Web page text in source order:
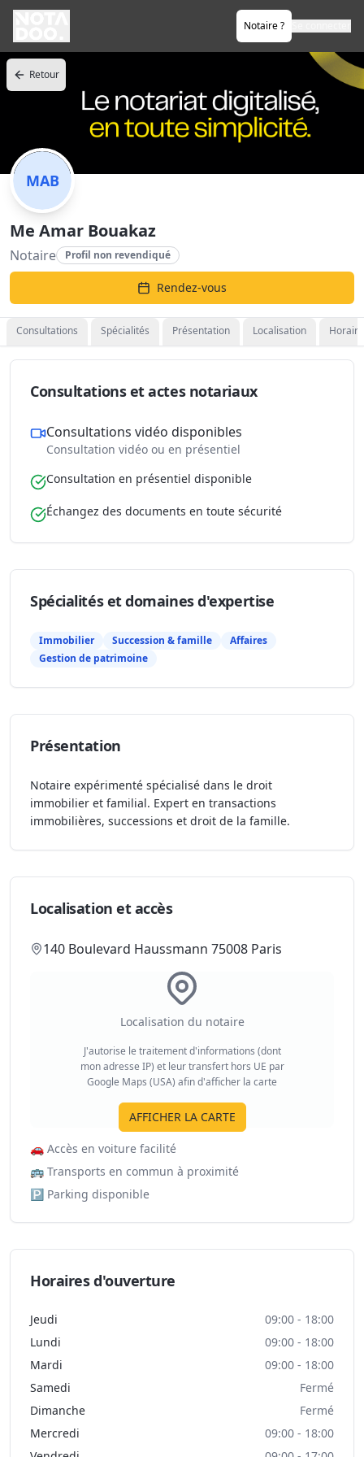
Notaire ?
Retour
MAB
Me Amar Bouakaz
Notaire Profil non revendiqué
Rendez-vous
Consultations Spécialités Présentation Localisation
Consultations et actes notariaux
Consultations vidéo disponibles
Consultation vidéo ou en présentiel
Consultation en présentiel disponible
Échangez des documents en toute sécurité
Spécialités et domaines d'expertise
Immobilier Succession & famille
Affaires
Gestion de patrimoine
Présentation
Notaire expérimenté spécialisé dans le droit
immobilier et familial. Expert en transactions
immobilières, successions et droit de la famille.
Localisation et accès
140 Boulevard Haussmann 75008 Paris
Localisation du notaire
J'autorise le traitement d'informations (dont
mon adresse IP) et leur transfert hors UE par
Google Maps (USA) afin d'afficher la carte
AFFICHER LA CARTE
🚗 Accès en voiture facilité
🚌 Transports en commun à proximité
🅿️ Parking disponible
Horaires d'ouverture
Jeudi
09:00 - 18:00
Lundi
09:00 - 18:00
Mardi
09:00 - 18:00
Samedi
Fermé
Dimanche
Fermé
Mercredi
09:00 - 18:00